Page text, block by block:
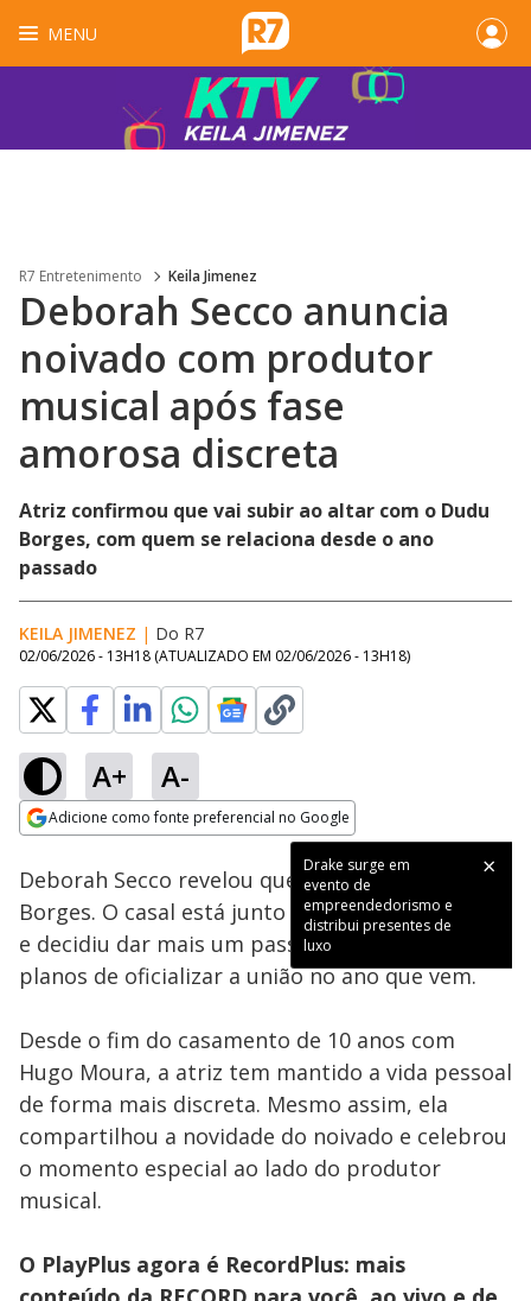
MENU
R7 Entretenimento Keila Jimenez
Deborah Secco anuncia
noivado com produtor
musical após fase
amorosa discreta
Atriz confirmou que vai subir ao altar com o Dudu
Borges, com quem se relaciona desde o ano
passado
KEILA JIMENEZ | Do R7
02/06/2026 - 13H18 (ATUALIZADO EM 02/06/2026 - 13H18)
A+ A-
Adicione como fonte preferencial no Google
Drake surge em
evento de
empreendedorismo e
distribui presentes de
luxo
Ativar
100.00%
Deborah Secco revelou que está noiva de Dudu
Borges. O casal está junto desde o ano passado
e decidiu dar mais um passo na relação, com
planos de oficializar a união no ano que vem.
Desde o fim do casamento de 10 anos com
Hugo Moura, a atriz tem mantido a vida pessoal
de forma mais discreta. Mesmo assim, ela
compartilhou a novidade do noivado e celebrou
o momento especial ao lado do produtor
musical.
O PlayPlus agora é RecordPlus: mais